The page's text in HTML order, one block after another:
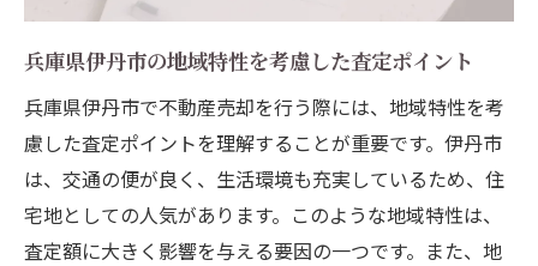
兵庫県伊丹市の特色を活かした売却プラン
の作成
オンライン査定で得たデータを活用する方
法
最適な売却プロセスを構築するためのステ
ップ
実績と信頼のある不動産業者選びのポイン
兵庫県伊丹市の地域特性を考慮した査定ポイント
兵庫県伊丹市で不動産売却を行う際には、地域特性を考
慮した査定ポイントを理解することが重要です。伊丹市
は、交通の便が良く、生活環境も充実しているため、住
宅地としての人気があります。このような地域特性は、
査定額に大きく影響を与える要因の一つです。また、地